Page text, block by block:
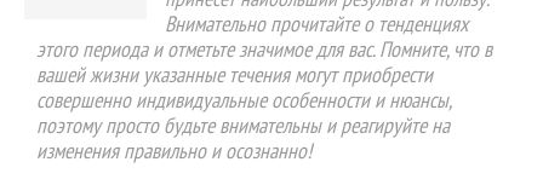
Внимательно прочитайте о тенденциях
этого периода и отметьте значимое для вас. Помните, что в
вашей жизни указанные течения могут приобрести
совершенно индивидуальные особенности и нюансы,
поэтому просто будьте внимательны и реагируйте на
изменения правильно и осознанно!